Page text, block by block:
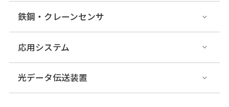
鉄鋼・クレーンセンサ
応用システム
光データ伝送装置